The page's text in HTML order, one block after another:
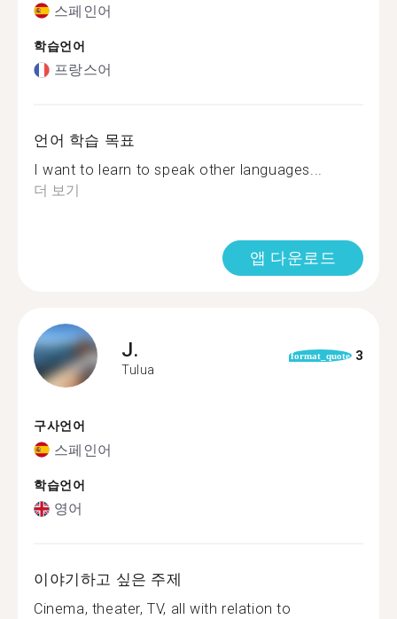
스페인어
학습언어
프랑스어
언어 학습 목표
I want to learn to speak other languages...
더 보기
앱 다운로드
J.
Tulua
format_quote 3
구사언어
스페인어
학습언어
영어
이야기하고 싶은 주제
Cinema, theater, TV, all with relation to